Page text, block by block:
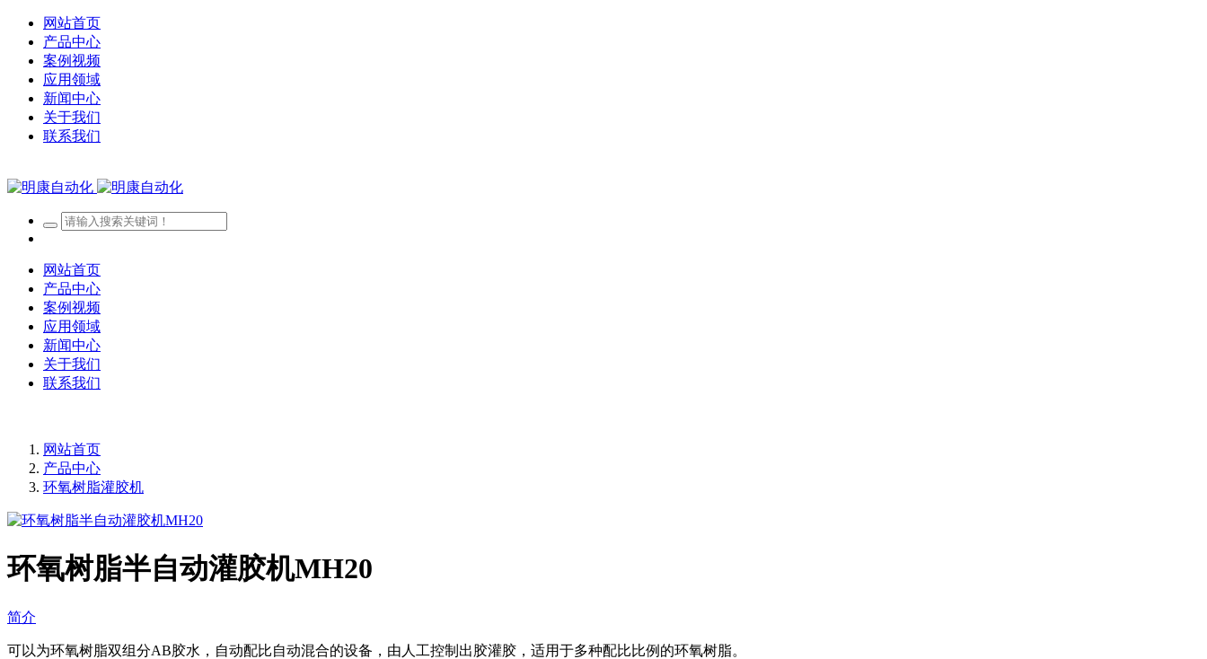
网站首页
产品中心
案例视频
应用领域
新闻中心
关于我们
联系我们
网站首页
产品中心
案例视频
应用领域
新闻中心
关于我们
联系我们
网站首页
产品中心
环氧树脂灌胶机
环氧树脂半自动灌胶机MH20
简介
可以为环氧树脂双组分AB胶水，自动配比自动混合的设备，由人工控制出胶灌胶，适用于多种配比比例的环氧树脂。